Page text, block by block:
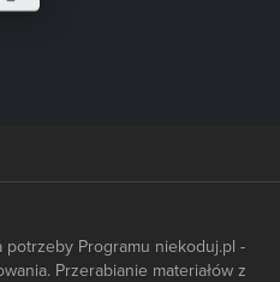
potrzeby Programu niekoduj.pl -
Przerabianie materiałów z